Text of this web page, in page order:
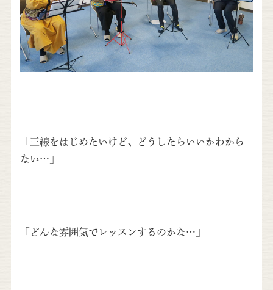
「三線をはじめたいけど、どうしたらいいかわから
ない…」
「どんな雰囲気でレッスンするのかな…」